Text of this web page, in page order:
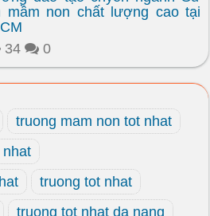
o
mầm non chất lượng cao tại
34
0
truong mam non tot nhat
nhat
truong tot nhat
truong tot nhat da nang